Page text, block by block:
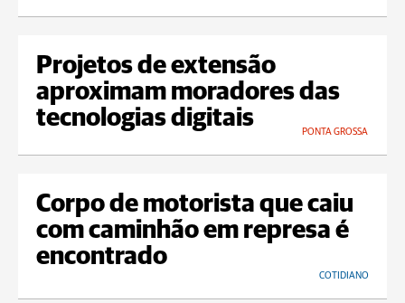
Projetos de extensão
aproximam moradores das
tecnologias digitais
PONTA GROSSA
Corpo de motorista que caiu
com caminhão em represa é
encontrado
COTIDIANO